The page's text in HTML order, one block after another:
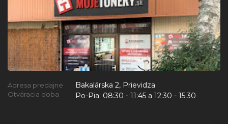
Adresa predajne Bakalárska 2, Prievidza
Otváracia doba Po-Pia: 08:30 - 11:45 a 12:30 - 15:30